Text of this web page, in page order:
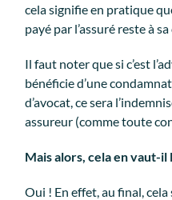
cela signifie en pratique
payé par l’assuré reste à sa
Il faut noter que si c’est
bénéficie d’une
d’avocat, ce sera
assureur (comme toute
Mais alors, cela en vaut-il
Oui ! En effet, au final, cela